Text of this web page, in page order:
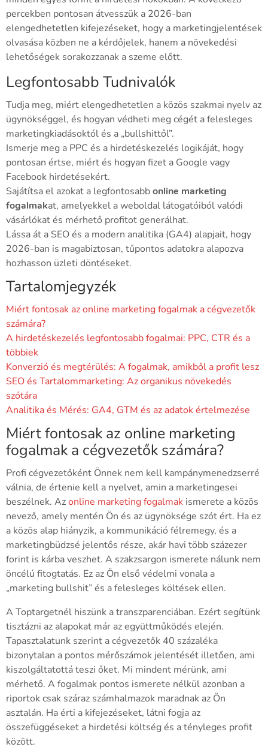
percekben pontosan átvesszük a 2026-ban
elengedhetetlen kifejezéseket, hogy a marketingjelentések
olvasása közben ne a kérdőjelek, hanem a növekedési
lehetőségek sorakozzanak a szeme előtt.
Legfontosabb Tudnivalók
Tudja meg, miért elengedhetetlen a közös szakmai nyelv az
ügynökséggel, és hogyan védheti meg cégét a felesleges
marketingkiadásoktól és a „bullshittől”.
Ismerje meg a PPC és a hirdetéskezelés logikáját, hogy
pontosan értse, miért és hogyan fizet a Google vagy
Facebook hirdetésekért.
Sajátítsa el azokat a legfontosabbonline marketing
fogalmakat, amelyekkel a weboldal látogatóiból valódi
vásárlókat és mérhető profitot generálhat.
Lássa át a SEO és a modern analitika (GA4) alapjait, hogy
2026-ban is magabiztosan, tűpontos adatokra alapozva
hozhasson üzleti döntéseket.
Tartalomjegyzék
Miért fontosak az online marketing fogalmak a cégvezetők
számára?
A hirdetéskezelés legfontosabb fogalmai: PPC, CTR és a
többiek
Konverzió és megtérülés: A fogalmak, amikből a profit lesz
SEO és Tartalommarketing: Az organikus növekedés
szótára
Analitika és Mérés: GA4, GTM és az adatok értelmezése
Miért fontosak az online marketing
fogalmak a cégvezetők számára?
Profi cégvezetőként Önnek nem kell kampánymenedzserré
válnia, de értenie kell a nyelvet, amin a marketingesei
beszélnek. Azonline marketing fogalmak ismerete a közös
nevező, amely mentén Ön és az ügynöksége szót ért. Ha ez
a közös alap hiányzik, a kommunikáció félremegy, és a
marketingbüdzsé jelentős része, akár havi több százezer
forint is kárba veszhet. A szakzsargon ismerete nálunk nem
öncélú fitogtatás. Ez az Ön első védelmi vonala a
„marketing bullshit” és a felesleges költések ellen.
A Toptargetnél hiszünk a transzparenciában. Ezért segítünk
tisztázni az alapokat már az együttműködés elején.
Tapasztalatunk szerint a cégvezetők 40 százaléka
bizonytalan a pontos mérőszámok jelentését illetően, ami
kiszolgáltatottá teszi őket. Mi mindent mérünk, ami
mérhető. A fogalmak pontos ismerete nélkül azonban a
riportok csak száraz számhalmazok maradnak az Ön
asztalán. Ha érti a kifejezéseket, látni fogja az
összefüggéseket a hirdetési költség és a tényleges profit
között.